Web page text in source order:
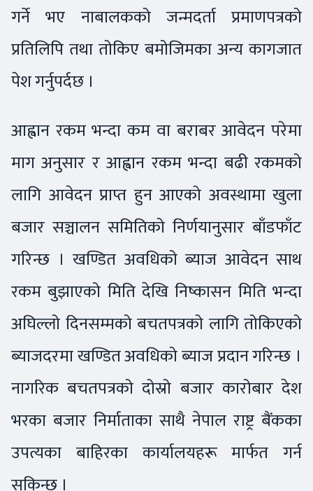
गर्ने भए नाबालकको जन्मदर्ता प्रमाणपत्रको
प्रतिलिपि तथा तोकिए बमोजिमका अन्य कागजात
पेश गर्नुपर्दछ ।
आह्वान रकम भन्दा कम वा बराबर आवेदन परेमा
माग अनुसार र आह्वान रकम भन्दा बढी रकमको
लागि आवेदन प्राप्त हुन आएको अवस्थामा खुला
बजार सञ्चालन समितिको निर्णयानुसार बाँडफाँट
गरिन्छ । खण्डित अवधिको ब्याज आवेदन साथ
रकम बुझाएको मिति देखि निष्कासन मिति भन्दा
अघिल्लो दिनसम्मको बचतपत्रको लागि तोकिएको
ब्याजदरमा खण्डित अवधिको ब्याज प्रदान गरिन्छ ।
नागरिक बचतपत्रको दोस्रो बजार कारोबार देश
भरका बजार निर्माताका साथै नेपाल राष्ट्र बैंकका
उपत्यका बाहिरका कार्यालयहरू मार्फत गर्न
सकिन्छ ।